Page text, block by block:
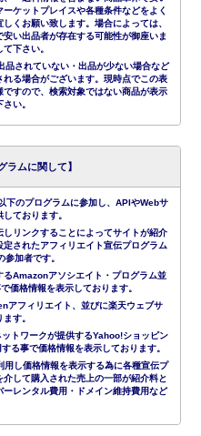
ケットプレイスや各種条件などをよく
くお願い致します。場合によっては、
い出品者が存在する可能性が御座いま
下さい。
されていない・出品が少ない場合など
る場合がございます。現時点でこの表
すので、検索対象ではない商品が表示
い。
ラムに関して】
のプログラムに参加し、APIやWebサ
ております。
リンクすることによってサイトが紹介
されたアフィリエイト宣伝プログラム
加者です。
Amazonアソシエイト・プログラム並
格情報を表示しております。
アフィリエイト、並びに楽天ウェブサ
す。
トワークが提供するYahoo!ショッピン
る事で価格情報を表示しております。
し価格情報を表示する為に各種宣伝プ
して購入された売上の一部が紹介料と
レンタル費用・ドメイン維持費用など